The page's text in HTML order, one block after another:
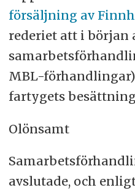
försäljning av
rederiet att i början
MBL-
fartygets
Olönsamt
avslutade, och